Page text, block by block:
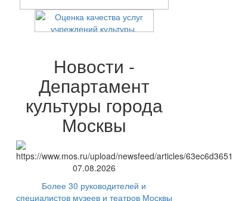
Новости -
Департамент
культуры города
Москвы
07.08.2026
Более 30 руководителей и
специалистов музеев и театров Москвы